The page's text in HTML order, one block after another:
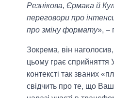
Резнікова, Єрмака й
переговори про
про зміну формату», –
Зокрема, він
цьому грає сприйняття
контексті так званих
свідчить про те, що